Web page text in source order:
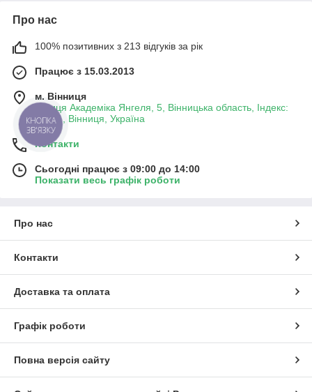
Про нас
100% позитивних з 213 відгуків за рік
Працює з 15.03.2013
м. Вінниця
вулиця Академіка Янгеля, 5, Вінницька область, Індекс:
21001, Вінниця, Україна
Контакти
Сьогодні працює з 09:00 до 14:00
Показати весь графік роботи
Про нас
Контакти
Доставка та оплата
Графік роботи
Повна версія сайту
КНОПКА
ЗВ'ЯЗКУ